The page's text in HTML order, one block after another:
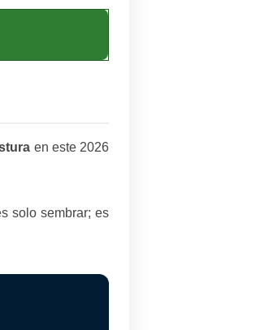
en este 2026
solo sembrar; es